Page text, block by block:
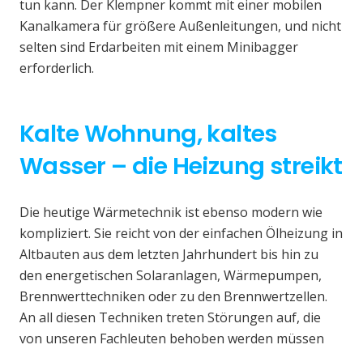
tun kann. Der Klempner kommt mit einer mobilen
Kanalkamera für größere Außenleitungen, und nicht
selten sind Erdarbeiten mit einem Minibagger
erforderlich.
Kalte Wohnung, kaltes
Wasser – die Heizung streikt
Die heutige Wärmetechnik ist ebenso modern wie
kompliziert. Sie reicht von der einfachen Ölheizung in
Altbauten aus dem letzten Jahrhundert bis hin zu
den energetischen Solaranlagen, Wärmepumpen,
Brennwerttechniken oder zu den Brennwertzellen.
An all diesen Techniken treten Störungen auf, die
von unseren Fachleuten behoben werden müssen